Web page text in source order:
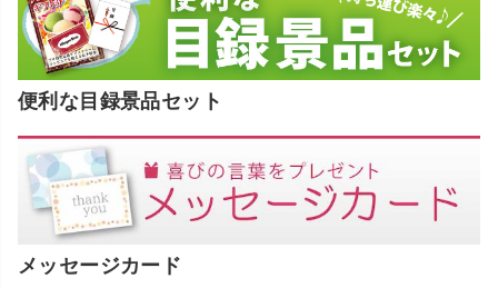
便利な目録景品セット
メッセージカード